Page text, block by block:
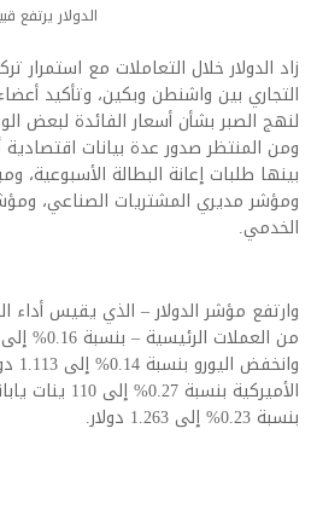
الدولار يرتفع
زاد الدولار خلال التعاملات مع استمرار
التجاري بين واشنطن وبكين، وتأكيد
لنهج الصبر بشأن أسعار الفائدة لبعض
ومن المنتظر صدور عدة بيانات
بينها طلبات إعانة البطالة الأسبوعية،
ومؤشر مديري المشتريات الصناعي،
الخدمي.
وارتفع مؤشر الدولار – الذي يقيس أداء
من العملات الرئيسية – بنسبة 0.16% إلى 98.20 نقطة.
الأميركية
بنسبة 0.23% إلى 1.263 دولار.